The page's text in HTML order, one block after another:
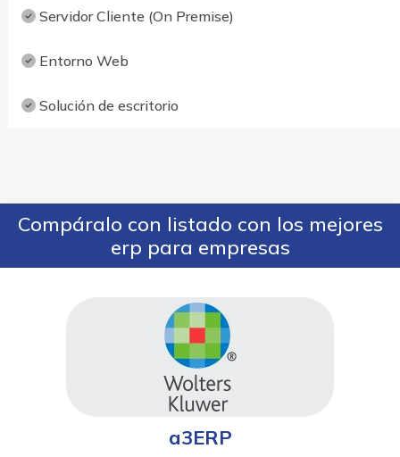
Servidor Cliente (On Premise)
Entorno Web
Solución de escritorio
Compáralo con listado con los mejores
erp para empresas
a3ERP